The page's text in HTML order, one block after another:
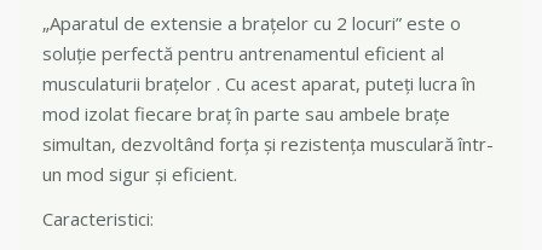
„Aparatul de extensie a brațelor cu 2 locuri” este o
soluție perfectă pentru antrenamentul eficient al
musculaturii brațelor . Cu acest aparat, puteți lucra în
mod izolat fiecare braț în parte sau ambele brațe
simultan, dezvoltând forța și rezistența musculară într-
un mod sigur și eficient.
Caracteristici: